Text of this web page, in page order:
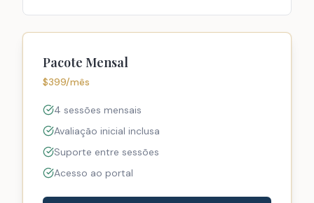
Pacote Mensal
$399/mês
4 sessões mensais
Avaliação inicial inclusa
Suporte entre sessões
Acesso ao portal